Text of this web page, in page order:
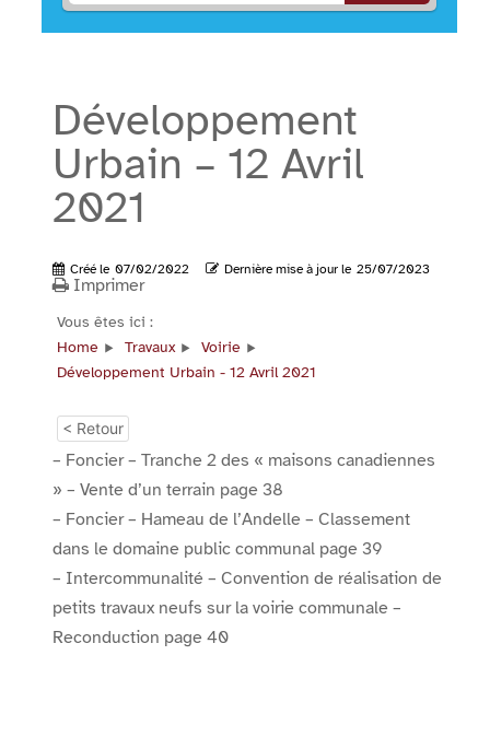
Développement
Urbain – 12 Avril
2021
Créé le 07/02/2022 Dernière mise à jour le 25/07/2023
Imprimer
Vous êtes ici :
Home
Travaux
Voirie
Développement Urbain - 12 Avril 2021
< Retour
– Foncier – Tranche 2 des « maisons canadiennes
» – Vente d’un terrain page 38
– Foncier – Hameau de l’Andelle – Classement
dans le domaine public communal page 39
– Intercommunalité – Convention de réalisation de
petits travaux neufs sur la voirie communale –
Reconduction page 40